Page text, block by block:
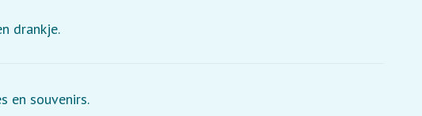
drankje.
en souvenirs.